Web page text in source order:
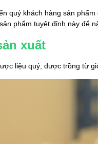
quý khách hàng sản
phẩm tuyệt đỉnh này để
xuất
liệu quý, được trồng từ